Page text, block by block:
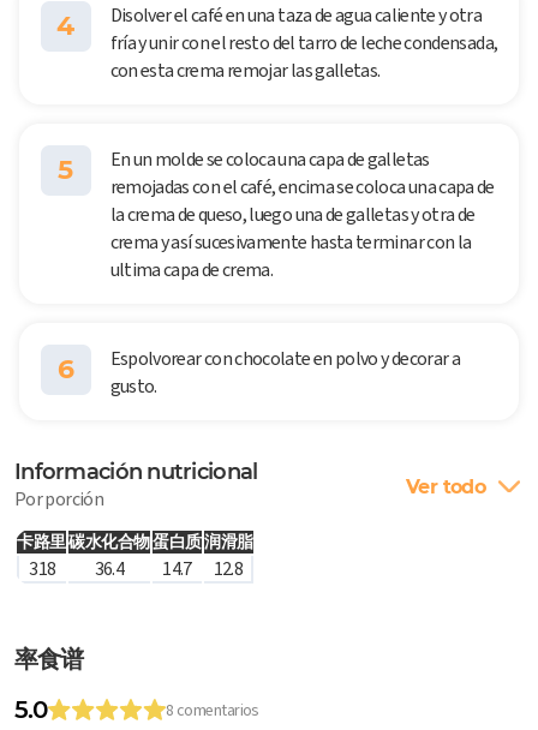
4
Disolver el café en una taza de agua caliente y otra
fría y unir con el resto del tarro de leche condensada,
con esta crema remojar las galletas.
5
En un molde se coloca una capa de galletas
remojadas con el café, encima se coloca una capa de
la crema de queso, luego una de galletas y otra de
crema y así sucesivamente hasta terminar con la
ultima capa de crema.
6
Espolvorear con chocolate en polvo y decorar a
gusto.
Información nutricional
Por porción Ver todo
卡路里碳水化合物蛋白质润滑脂
318 36.4 14.7 12.8
率食谱
5.0
8 comentarios